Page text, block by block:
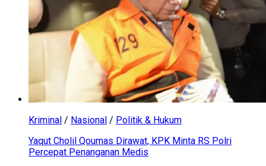
Kriminal / Nasional / Politik & Hukum
Yaqut Cholil Qoumas Dirawat, KPK Minta RS Polri
Percepat Penanganan Medis